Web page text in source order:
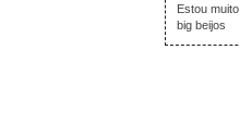
Estou
big beijos